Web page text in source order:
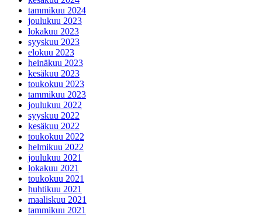
tammikuu 2024
joulukuu 2023
lokakuu 2023
syyskuu 2023
elokuu 2023
heinäkuu 2023
kesäkuu 2023
toukokuu 2023
tammikuu 2023
joulukuu 2022
syyskuu 2022
kesäkuu 2022
toukokuu 2022
helmikuu 2022
joulukuu 2021
lokakuu 2021
toukokuu 2021
huhtikuu 2021
maaliskuu 2021
tammikuu 2021